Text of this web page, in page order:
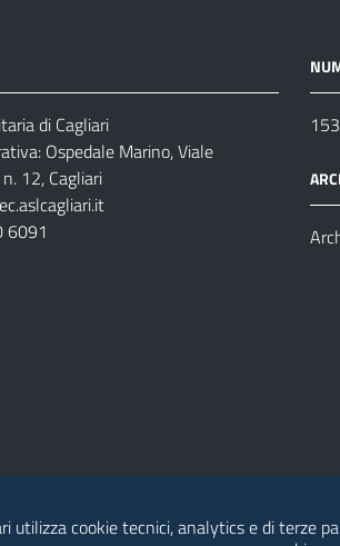
di Cagliari
Ospedale Marino, Viale
12, Cagliari
6091
utilizza cookie tecnici, analytics e di terze